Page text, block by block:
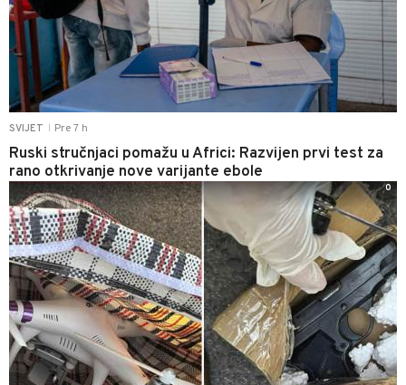
SVIJET Pre 7 h
Ruski stručnjaci pomažu u Africi: Razvijen prvi test za
rano otkrivanje nove varijante ebole
0